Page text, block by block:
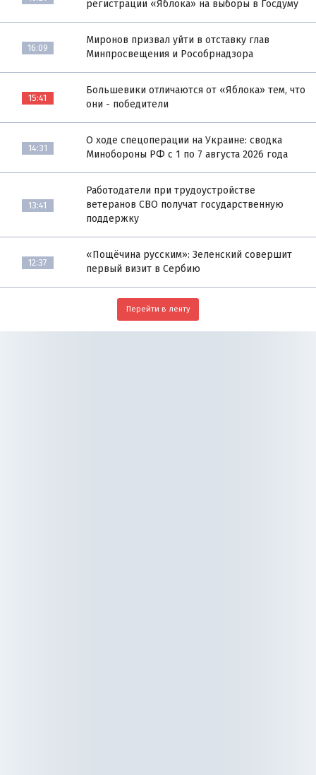
регистрации «Яблока» на выборы в Госдуму
16:09
Миронов призвал уйти в отставку глав
Минпросвещения и Рособрнадзора
15:41
Большевики отличаются от «Яблока» тем, что
они - победители
14:31
О ходе спецоперации на Украине: сводка
Минобороны РФ с 1 по 7 августа 2026 года
13:41
Работодатели при трудоустройстве
ветеранов СВО получат государственную
поддержку
12:37
«Пощёчина русским»: Зеленский совершит
первый визит в Сербию
Перейти в ленту